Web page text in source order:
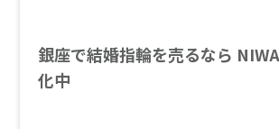
銀座で結婚指輪を売るなら
化中